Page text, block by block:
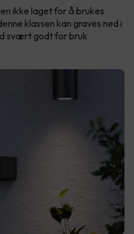
ikke laget for å brukes
klassen kan graves ned i
svært godt for bruk